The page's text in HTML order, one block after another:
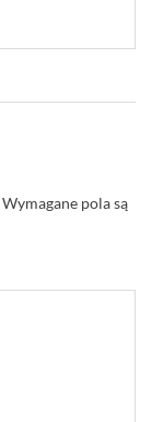
Wymagane pola są